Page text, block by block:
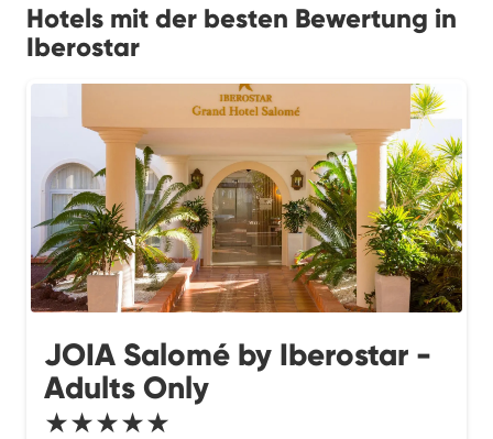
Hotels mit der besten Bewertung in
Iberostar
JOIA Salomé by Iberostar -
Adults Only
★★★★★